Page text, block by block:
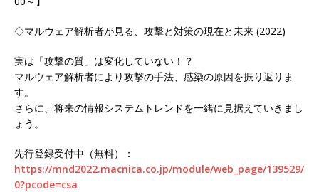
◇マルウェア解析者が見る、攻撃と対策の現在と未来 (2022)
実は「攻撃の質」は変化していない！？
マルウェア解析者により攻撃の手法、感染の原因を振り返りま
す。
さらに、将来の情報システムトレンドを一緒に見据えていきまし
ょう。
先行登録受付中（無料）：
https://mnd2022.macnica.co.jp/module/web_page/139529/
0?pcode=csa